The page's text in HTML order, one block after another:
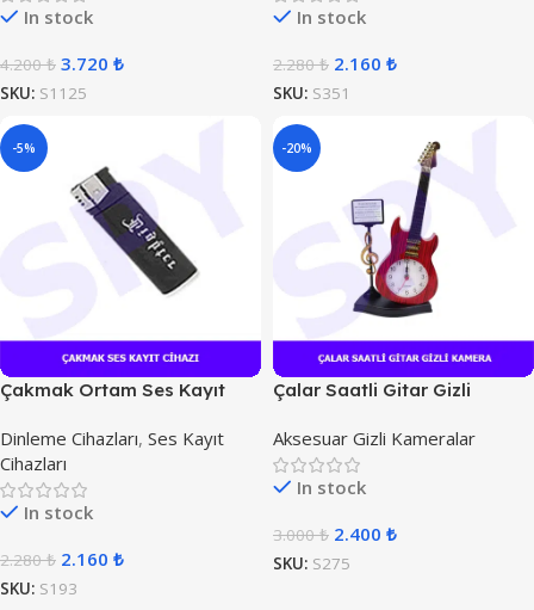
In stock
4.200₺ 3.720 ₺
SKU: S1125
In stock
2.280₺ 2.160 ₺
SKU: S351
-5%
Çakmak Ortam Ses Kayıt
Dinleme Cihazları, Ses Kayıt
Cihazları
In stock
2.280₺ 2.160 ₺
SKU: S193
-20%
Çalar Saatli Gitar Gizli
Aksesuar Gizli Kameralar
In stock
3.000₺ 2.400 ₺
SKU: S275